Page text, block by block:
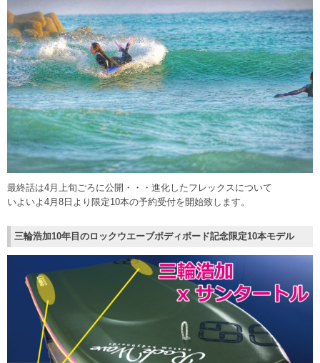
最終話は4月上旬ごろに公開・・・進化したフレックスについて
いよいよ4月8日より限定10本の予約受付を開始致します。
三輪浩加10年目のロックウエーブボディボード記念限定10本モデル